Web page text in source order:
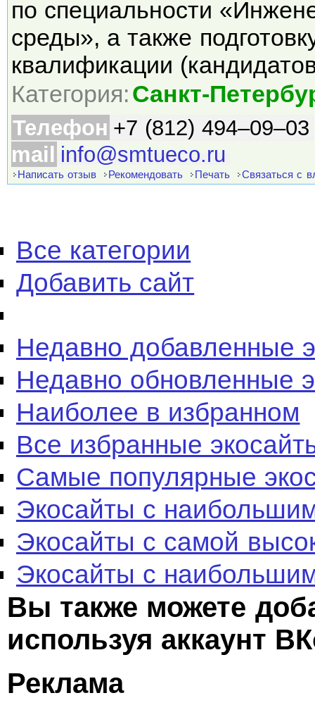
по специальности
среды», а также
квалификации
Категория:Санкт-
Телефон +7 (812) 494–09–03
mail info@smtueco.ru
Написать отзыв Рекомендовать Печать Связаться с
Все категории
Добавить сайт
Недавно добавленные
Недавно обновленные
Наиболее в избранном
Все избранные
Самые популярные
Экосайты с
Экосайты с самой
Экосайты с
Вы также можете
используя аккаунт
Реклама